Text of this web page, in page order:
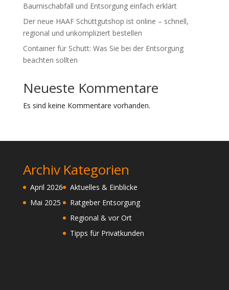
Baumischabfall und Entsorgung einfach erklärt
Der neue HAAF Schüttgutshop ist online – schnell,
regional und unkompliziert bestellen
Container für Schutt: Was Sie bei der Entsorgung
beachten sollten
Neueste Kommentare
Es sind keine Kommentare vorhanden.
Archiv
April 2026
Mai 2025
Kategorien
Aktuelles & Einblicke
Ratgeber Entsorgung
Regional & vor Ort
Tipps für Privatkunden